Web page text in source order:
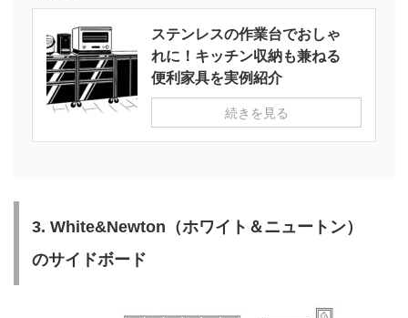
ステンレスの作業台でおしゃ
れに！キッチン収納も兼ねる
便利家具を実例紹介
続きを見る
3. White&Newton（ホワイト＆ニュートン）
のサイドボード